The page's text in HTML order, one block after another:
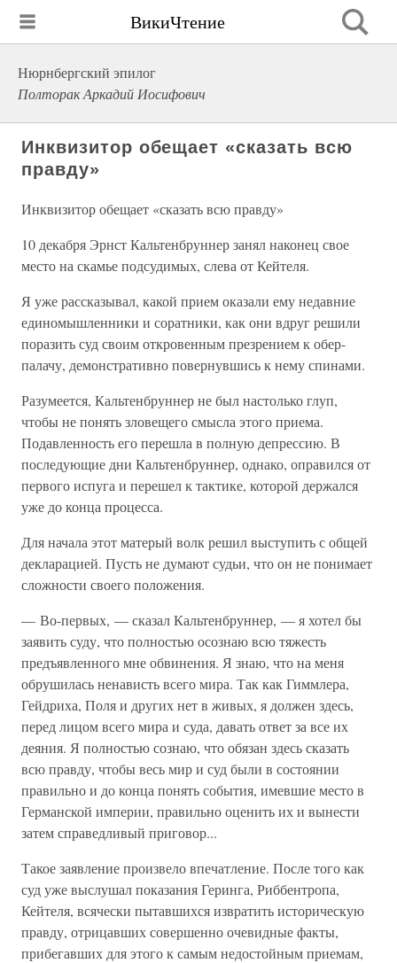
ВикиЧтение
Нюрнбергский эпилог
Полторак Аркадий Иосифович
Инквизитор обещает «сказать всю
правду»
Инквизитор обещает «сказать всю правду»
10 декабря Эрнст Кальтенбруннер занял наконец свое
место на скамье подсудимых, слева от Кейтеля.
Я уже рассказывал, какой прием оказали ему недавние
единомышленники и соратники, как они вдруг решили
поразить суд своим откровенным презрением к обер-
палачу, демонстративно повернувшись к нему спинами.
Разумеется, Кальтенбруннер не был настолько глуп,
чтобы не понять зловещего смысла этого приема.
Подавленность его перешла в полную депрессию. В
последующие дни Кальтенбруннер, однако, оправился от
первого испуга и перешел к тактике, которой держался
уже до конца процесса.
Для начала этот матерый волк решил выступить с общей
декларацией. Пусть не думают судьи, что он не понимает
сложности своего положения.
— Во-первых, — сказал Кальтенбруннер, — я хотел бы
заявить суду, что полностью осознаю всю тяжесть
предъявленного мне обвинения. Я знаю, что на меня
обрушилась ненависть всего мира. Так как Гиммлера,
Гейдриха, Поля и других нет в живых, я должен здесь,
перед лицом всего мира и суда, давать ответ за все их
деяния. Я полностью сознаю, что обязан здесь сказать
всю правду, чтобы весь мир и суд были в состоянии
правильно и до конца понять события, имевшие место в
Германской империи, правильно оценить их и вынести
затем справедливый приговор...
Такое заявление произвело впечатление. После того как
суд уже выслушал показания Геринга, Риббентропа,
Кейтеля, всячески пытавшихся извратить историческую
правду, отрицавших совершенно очевидные факты,
прибегавших для этого к самым недостойным приемам,